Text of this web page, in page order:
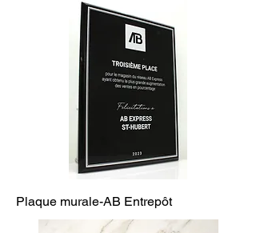
Plaque murale-AB Entrepôt